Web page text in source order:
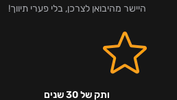
היישר מהיבואן לצרכן, בלי פערי תיווך!
ותק של 30 שנים